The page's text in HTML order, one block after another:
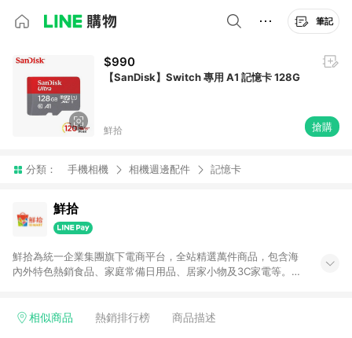
筆記
$990
【SanDisk】Switch 專用 A1 記憶卡 128G
鮮拾 搶購
分類： 手機相機 相機週邊配件 記憶卡
鮮拾
鮮拾為統一企業集團旗下電商平台，全站精選萬件商品，包含海
內外特色熱銷食品、家庭常備日用品、居家小物及3C家電等。全
有好康。LINE好友招募中搜尋@10mart。 ＊特定 iPhone17 將不
相似商品 熱銷排行榜 商品描述